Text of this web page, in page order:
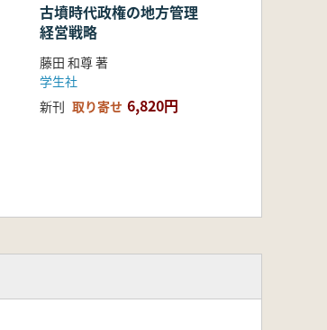
古墳時代政権の地方管理
経営戦略
藤田 和尊 著
学生社
新刊 取り寄せ 6,820円